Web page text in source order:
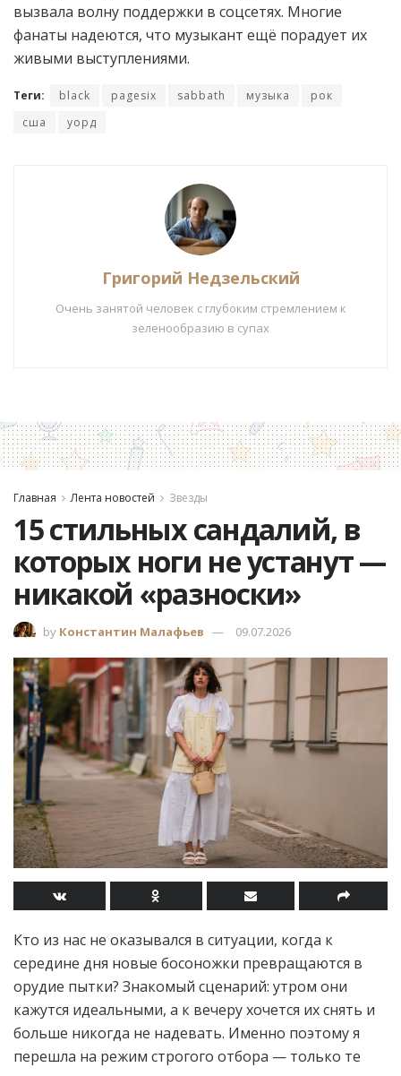
вызвала волну поддержки в соцсетях. Многие
фанаты надеются, что музыкант ещё порадует их
живыми выступлениями.
Теги: black pagesix sabbath музыка
рок
сша
уорд
Григорий Недзельский
Очень занятой человек с глубоким стремлением к
зеленообразию в супах
Главная Лента новостей Звезды
15 стильных сандалий, в
которых ноги не устанут —
никакой «разноски»
by Константин Малафьев 09.07.2026
Кто из нас не оказывался в ситуации, когда к
середине дня новые босоножки превращаются в
орудие пытки? Знакомый сценарий: утром они
кажутся идеальными, а к вечеру хочется их снять и
больше никогда не надевать. Именно поэтому я
перешла на режим строгого отбора — только те